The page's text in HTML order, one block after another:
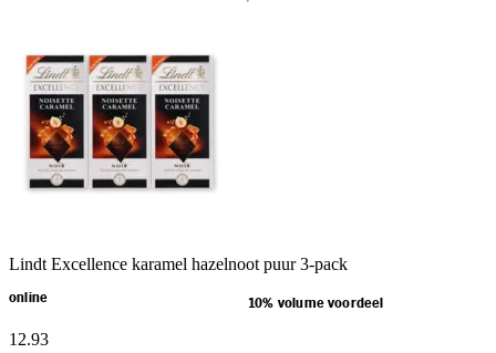
Lindt Excellence karamel hazelnoot puur 3-pack
online 10% volume voordeel
12.93